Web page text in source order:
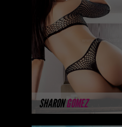
SHARONGOMEZ
Algunas de
aún no tienen
disponibles en la
están
fotográfica prof ...
MÁS